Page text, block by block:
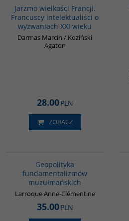
Jarzmo wielkości Francji.
Francuscy intelektualiści o
wyzwaniach XXI wieku
Darmas Marcin / Koziński
Agaton
28.00PLN
ZOBACZ
Geopolityka
fundamentalizmów
muzułmańskich
Larroque Anne-Clémentine
35.00PLN